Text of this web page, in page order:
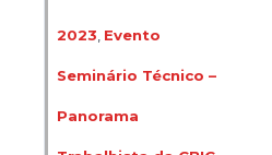
2023 Evento
Seminário Técnico –
Panorama